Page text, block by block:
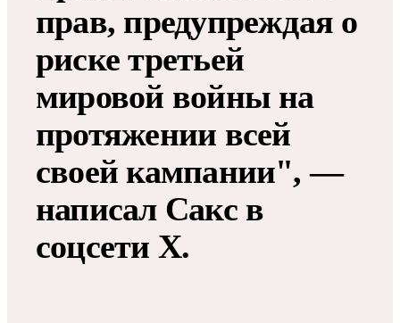
прав, предупреждая о
риске третьей
мировой войны на
протяжении всей
своей кампании", —
написал Сакс в
соцсети Х.